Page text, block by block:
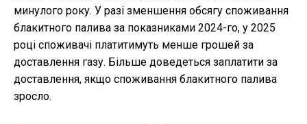
минулого року. У разі зменшення обсягу споживання
блакитного палива за показниками 2024-го, у 2025
році споживачі платитимуть менше грошей за
доставлення газу. Більше доведеться заплатити за
доставлення, якщо споживання блакитного палива
зросло.